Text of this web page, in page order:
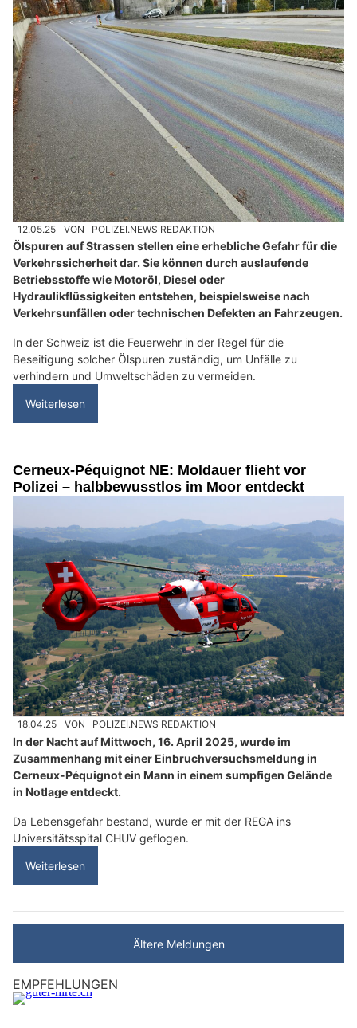
12.05.25 VON POLIZEI.NEWS REDAKTION
Ölspuren auf Strassen stellen eine erhebliche Gefahr für die
Verkehrssicherheit dar. Sie können durch auslaufende
Betriebsstoffe wie Motoröl, Diesel oder
Hydraulikflüssigkeiten entstehen, beispielsweise nach
Verkehrsunfällen oder technischen Defekten an Fahrzeugen.
In der Schweiz ist die Feuerwehr in der Regel für die
Beseitigung solcher Ölspuren zuständig, um Unfälle zu
verhindern und Umweltschäden zu vermeiden.
Weiterlesen
Cerneux-Péquignot NE: Moldauer flieht vor
Polizei – halbbewusstlos im Moor entdeckt
18.04.25 VON POLIZEI.NEWS REDAKTION
In der Nacht auf Mittwoch, 16. April 2025, wurde im
Zusammenhang mit einer Einbruchversuchsmeldung in
Cerneux-Péquignot ein Mann in einem sumpfigen Gelände
in Notlage entdeckt.
Da Lebensgefahr bestand, wurde er mit der REGA ins
Universitätsspital CHUV geflogen.
Weiterlesen
Ältere Meldungen
EMPFEHLUNGEN